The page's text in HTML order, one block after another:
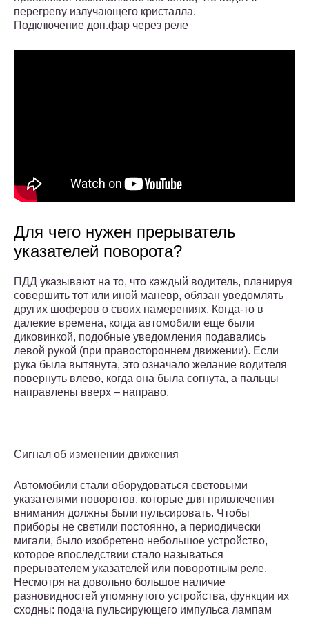
перегреву излучающего кристалла.
Подключение доп.фар через реле
Для чего нужен прерыватель
указателей поворота?
ПДД указывают на то, что каждый водитель, планируя
совершить тот или иной маневр, обязан уведомлять
других шоферов о своих намерениях. Когда-то в
далекие времена, когда автомобили еще были
диковинкой, подобные уведомления подавались
левой рукой (при правостороннем движении). Если
рука была вытянута, это означало желание водителя
повернуть влево, когда она была согнута, а пальцы
направлены вверх – направо.
Сигнал об изменении движения
Автомобили стали оборудоваться световыми
указателями поворотов, которые для привлечения
внимания должны были пульсировать. Чтобы
приборы не светили постоянно, а периодически
мигали, было изобретено небольшое устройство,
которое впоследствии стало называться
прерывателем указателей или поворотным реле.
Несмотря на довольно большое наличие
разновидностей упомянутого устройства, функции их
сходны: подача пульсирующего импульса лампам